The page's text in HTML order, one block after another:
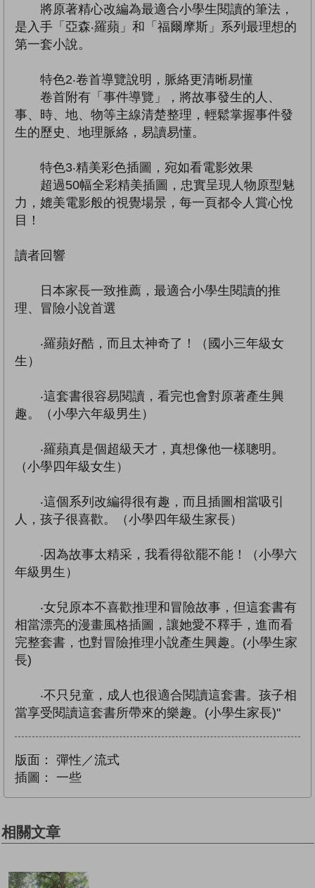
將原著精心改編為最適合小學生閱讀的筆法，
是入手「亞森‧羅蘋」和「福爾摩斯」系列最理想的
第一套小說。
特色2‧卷首導覽說明，脈絡更清晰易懂
卷首附有「事件導覽」，將故事發生的人、
事、時、地、物等主線清楚整理，輕鬆掌握事件發
生的歷史、地理脈絡，易讀易懂。
特色3‧精美彩色插圖，宛如看電影效果
超過50幅全彩精美插圖，忠實呈現人物原型魅
力，媲美電影般的視覺場景，每一頁都令人賞心悅
目！
讀者回響
日本家長一致推薦，最適合小學生閱讀的推
理、冒險小說首選
‧羅蘋好酷，而且太神奇了！（國小三年級女
生）
‧這套書很容易閱讀，看完也會對原著產生興
趣。（小學六年級男生）
‧羅蘋真是個超級天才，真想像他一樣聰明。
（小學四年級女生）
‧這個系列改編得很有趣，而且插圖相當吸引
人，孩子很喜歡。（小學四年級生家長）
‧因為故事太精采，我看得欲罷不能！（小學六
年級男生）
‧女兒原本不喜歡推理和冒險故事，但這套書有
相當漂亮的漫畫風格插圖，讓她愛不釋手，進而看
完整套書，也對冒險推理小說產生興趣。(小學生家
長)
‧不只兒童，成人也很適合閱讀這套書。孩子相
當享受閱讀這套書所帶來的樂趣。(小學生家長)"
版面：
彈性／流式
插圖：
一些
相關文章